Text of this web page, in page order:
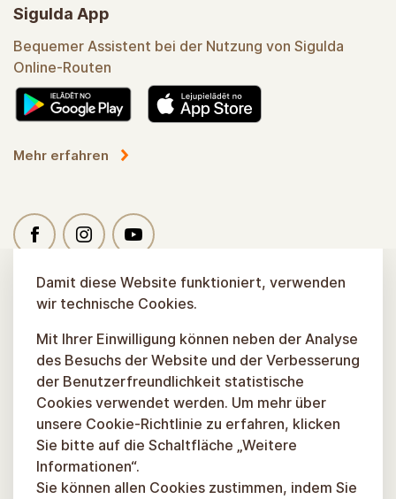
Sigulda App
Bequemer Assistent bei der Nutzung von Sigulda
Online-Routen
Mehr erfahren
Damit diese Website funktioniert, verwenden
wir technische Cookies.
Mit Ihrer Einwilligung können neben der Analyse
des Besuchs der Website und der Verbesserung
der Benutzerfreundlichkeit statistische
Cookies verwendet werden. Um mehr über
unsere Cookie-Richtlinie zu erfahren, klicken
Sie bitte auf die Schaltfläche „Weitere
Informationen“.
Sie können allen Cookies zustimmen, indem Sie